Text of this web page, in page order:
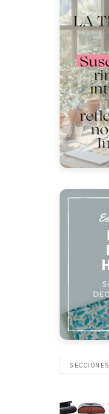
SECCIONES